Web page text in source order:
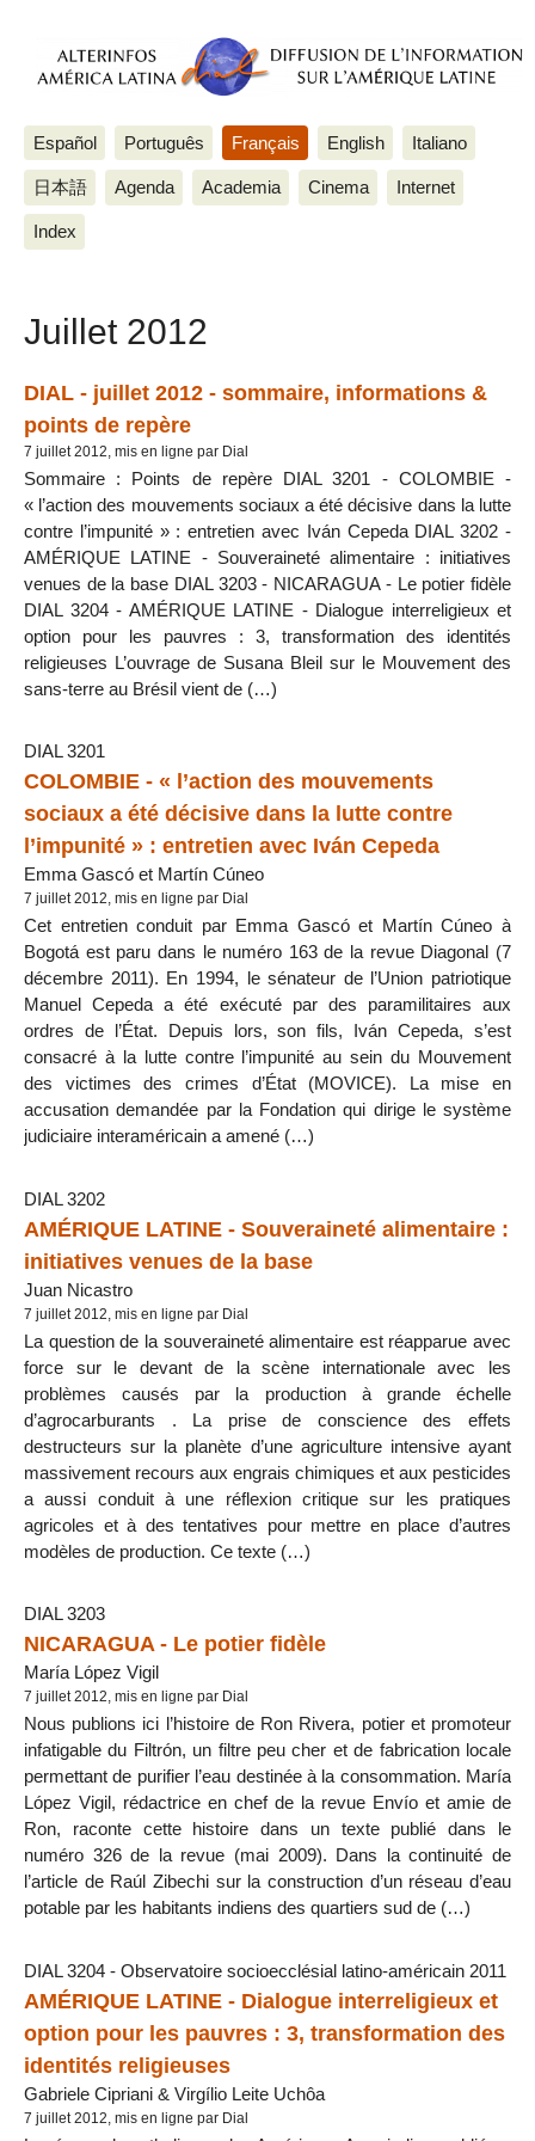
Español Português Français English Italiano
日本語 Agenda Academia Cinema Internet
Index
Juillet 2012
DIAL - juillet 2012 - sommaire, informations &
points de repère
7 juillet 2012, mis en ligne par Dial
Sommaire : Points de repère DIAL 3201 - COLOMBIE -
« l’action des mouvements sociaux a été décisive dans la lutte
contre l’impunité » : entretien avec Iván Cepeda DIAL 3202 -
AMÉRIQUE LATINE - Souveraineté alimentaire : initiatives
venues de la base DIAL 3203 - NICARAGUA - Le potier fidèle
DIAL 3204 - AMÉRIQUE LATINE - Dialogue interreligieux et
option pour les pauvres : 3, transformation des identités
religieuses L’ouvrage de Susana Bleil sur le Mouvement des
sans-terre au Brésil vient de (…)
DIAL 3201
COLOMBIE - « l’action des mouvements
sociaux a été décisive dans la lutte contre
l’impunité » : entretien avec Iván Cepeda
Emma Gascó et Martín Cúneo
7 juillet 2012, mis en ligne par Dial
Cet entretien conduit par Emma Gascó et Martín Cúneo à
Bogotá est paru dans le numéro 163 de la revue Diagonal (7
décembre 2011). En 1994, le sénateur de l’Union patriotique
Manuel Cepeda a été exécuté par des paramilitaires aux
ordres de l’État. Depuis lors, son fils, Iván Cepeda, s’est
consacré à la lutte contre l’impunité au sein du Mouvement
des victimes des crimes d’État (MOVICE). La mise en
accusation demandée par la Fondation qui dirige le système
judiciaire interaméricain a amené (…)
DIAL 3202
AMÉRIQUE LATINE - Souveraineté alimentaire :
initiatives venues de la base
Juan Nicastro
7 juillet 2012, mis en ligne par Dial
La question de la souveraineté alimentaire est réapparue avec
force sur le devant de la scène internationale avec les
problèmes causés par la production à grande échelle
d’agrocarburants . La prise de conscience des effets
destructeurs sur la planète d’une agriculture intensive ayant
massivement recours aux engrais chimiques et aux pesticides
a aussi conduit à une réflexion critique sur les pratiques
agricoles et à des tentatives pour mettre en place d’autres
modèles de production. Ce texte (…)
DIAL 3203
NICARAGUA - Le potier fidèle
María López Vigil
7 juillet 2012, mis en ligne par Dial
Nous publions ici l’histoire de Ron Rivera, potier et promoteur
infatigable du Filtrón, un filtre peu cher et de fabrication locale
permettant de purifier l’eau destinée à la consommation. María
López Vigil, rédactrice en chef de la revue Envío et amie de
Ron, raconte cette histoire dans un texte publié dans le
numéro 326 de la revue (mai 2009). Dans la continuité de
l’article de Raúl Zibechi sur la construction d’un réseau d’eau
potable par les habitants indiens des quartiers sud de (…)
DIAL 3204 - Observatoire socioecclésial latino-américain 2011
AMÉRIQUE LATINE - Dialogue interreligieux et
option pour les pauvres : 3, transformation des
identités religieuses
Gabriele Cipriani & Virgílio Leite Uchôa
7 juillet 2012, mis en ligne par Dial